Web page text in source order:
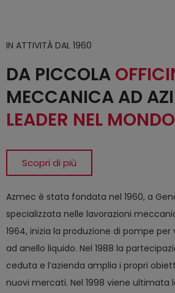
IN ATTIVITÀ DAL 1960
DA PICCOLA
MECCANICA AD
LEADER NEL MONDO
Scopri di più
Azmec è stata fondata nel 1960, a
specializzata nelle lavorazioni
1964, inizia la produzione di pompe
ad anello liquido. Nel 1988 la
ceduta e l’azienda amplia i propri
nuovi mercati. Nel 1998 viene ultimata